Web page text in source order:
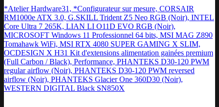
*Atelier Hardware31, *Configurateur sur mesure, CORSAIR
RM1000e ATX 3.0, G.SKILL Trident Z5 Neo RGB (Noir), INTEL
Core Ultra 7 265K, LIAN LI O11D EVO RGB (Noir),
MICROSOFT Windows 11 Professionnel 64 bits, MSI MAG Z890
Tomahawk WiFi, MSI RTX 4080 SUPER GAMING X SLIM,
OCDESIGN X H31 Kit d'extensions alimentation gainées premium
(Full Carbon / Black), Performance, PHANTEKS D30-120 PWM
regular airflow (Noir), PHANTEKS D30-120 PWM reversed
airflow (Noir), PHANTEKS Glacier One 360D30 (Noir),
WESTERN DIGITAL Black SN850X